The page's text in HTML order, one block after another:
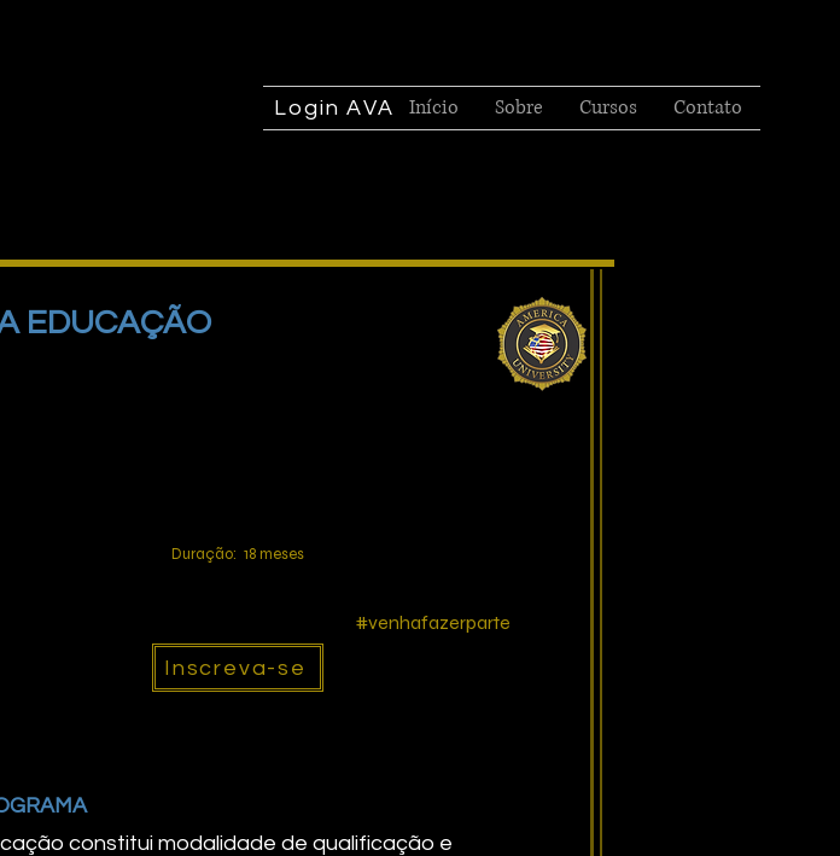
Início Sobre Cursos Contato
Login AVA
EDUCAÇÃO
#venhafazerparte
Duração: 18 meses
Inscreva-se
constitui modalidade de qualificação e